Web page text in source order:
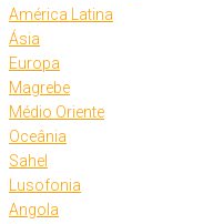
América Latina
Ásia
Europa
Magrebe
Médio Oriente
Oceânia
Sahel
Lusofonia
Angola